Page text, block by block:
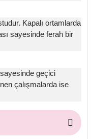
Kapalı ortamlarda
sayesinde ferah bir
geçici
çalışmalarda ise